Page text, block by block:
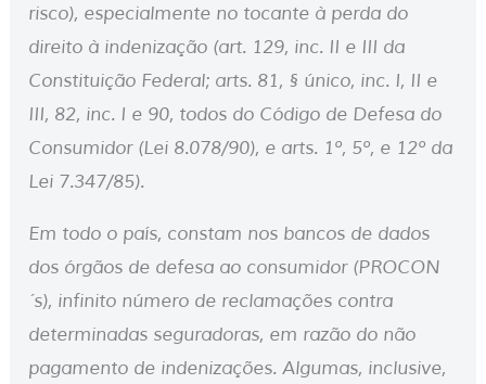
risco), especialmente no tocante à perda do
direito à indenização (art. 129, inc. II e III da
Constituição Federal; arts. 81, § único, inc. I, II e
III, 82, inc. I e 90, todos do Código de Defesa do
Consumidor (Lei 8.078/90), e arts. 1º, 5º, e 12º da
Lei 7.347/85).
Em todo o país, constam nos bancos de dados
dos órgãos de defesa ao consumidor (PROCON
´s), infinito número de reclamações contra
determinadas seguradoras, em razão do não
pagamento de indenizações. Algumas, inclusive,